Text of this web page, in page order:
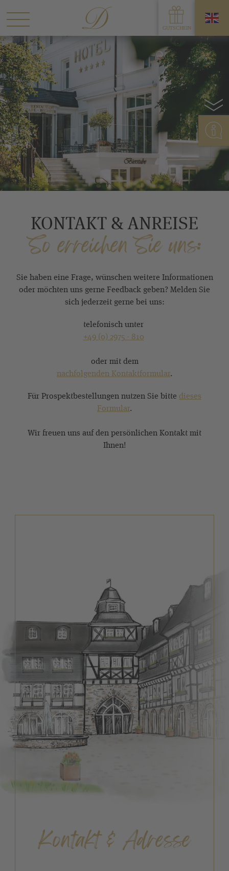
Seiten
KONTAKT & ANREISE
So erreichen Sie uns:
Sie haben eine Frage, wünschen weitere Informationen
oder möchten uns gerne Feedback geben? Melden Sie
sich jederzeit gerne bei uns:
telefonisch unter
+49 (0) 2975 - 810
oder mit dem
nachfolgenden Kontaktformular.
Für Prospektbestellungen nutzen Sie bitte dieses
Formular.
Wir freuen uns auf den persönlichen Kontakt mit
Ihnen!
Kontakt & Adresse